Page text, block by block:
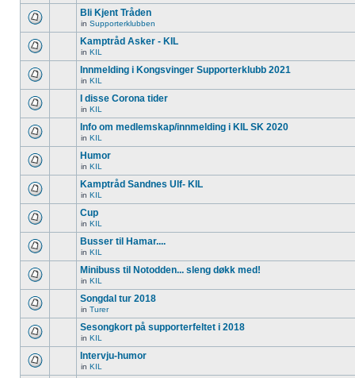
Bli Kjent Tråden
in Supporterklubben
Kamptråd Asker - KIL
in KIL
Innmelding i Kongsvinger Supporterklubb 2021
in KIL
I disse Corona tider
in KIL
Info om medlemskap/innmelding i KIL SK 2020
in KIL
Humor
in KIL
Kamptråd Sandnes Ulf- KIL
in KIL
Cup
in KIL
Busser til Hamar....
in KIL
Minibuss til Notodden... sleng døkk med!
in KIL
Songdal tur 2018
in Turer
Sesongkort på supporterfeltet i 2018
in KIL
Intervju-humor
in KIL